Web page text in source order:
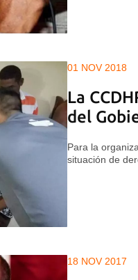
01 NOV 2018
La
del
Para la
situación de
18 NOV 2017